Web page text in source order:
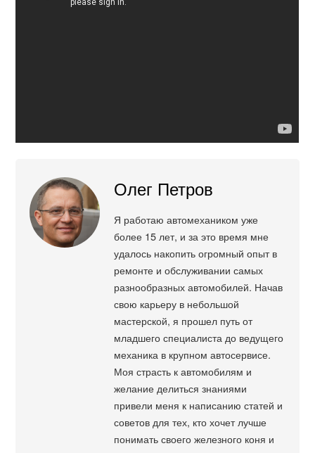
Олег Петров
Я работаю автомехаником уже
более 15 лет, и за это время мне
удалось накопить огромный опыт в
ремонте и обслуживании самых
разнообразных автомобилей. Начав
свою карьеру в небольшой
мастерской, я прошел путь от
младшего специалиста до ведущего
механика в крупном автосервисе.
Моя страсть к автомобилям и
желание делиться знаниями
привели меня к написанию статей и
советов для тех, кто хочет лучше
понимать своего железного коня и